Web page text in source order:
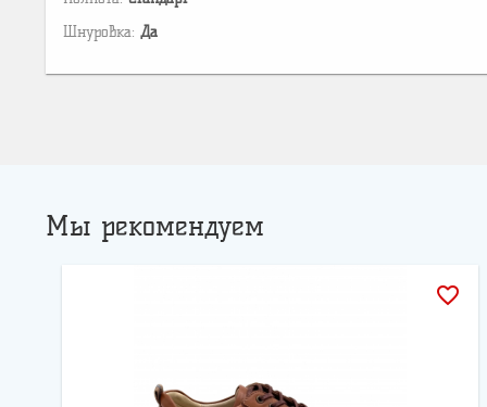
Шнуровка: Да
Мы рекомендуем
favorite_border